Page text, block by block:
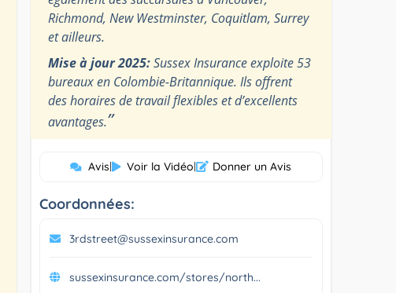
Richmond, New Westminster, Coquitlam, Surrey
et ailleurs.
Mise à jour 2025:Sussex Insurance exploite 53
bureaux en Colombie-Britannique. Ils offrent
des horaires de travail flexibles et d’excellents
avantages.”
Avis| Voir la Vidéo| Donner un Avis
Coordonnées:
3rdstreet@sussexinsurance.com
sussexinsurance.com/stores/north...